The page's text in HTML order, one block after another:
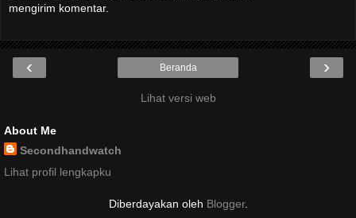
mengirim komentar.
‹ ›
Beranda
Lihat versi web
About Me
Secondhandwatch
Lihat profil lengkapku
Diberdayakan oleh Blogger.